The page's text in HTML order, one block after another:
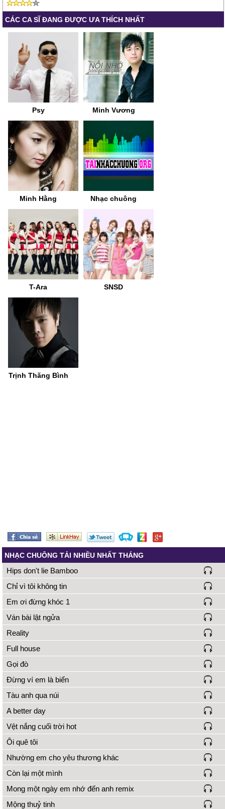
CÁC CA SĨ ĐANG ĐƯỢC ƯA THÍCH NHẤT
Psy Minh Vương
Minh Hằng Nhạc chuông
T-Ara SNSD
Trịnh Thăng Bình
NHẠC CHUÔNG TẢI NHIỀU NHẤT THÁNG
Hips don't lie Bamboo
Chỉ vì tôi không tin
Em ơi đừng khóc 1
Ván bài lật ngửa
Reality
Full house
Gọi đò
Đừng ví em là biển
Tàu anh qua núi
A better day
Vệt nắng cuối trời hot
Ôi quê tôi
Nhường em cho yêu thương khác
Còn lại một mình
Mong một ngày em nhớ đến anh remix
Mộng thuỷ tinh